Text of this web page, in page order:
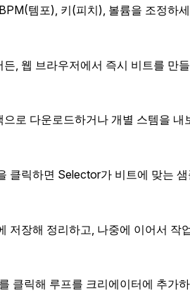
템포), 키(피치), 볼륨을 조정하
, 웹 브라우저에서 즉시 비트를 만
으로 다운로드하거나 개별 스템을
클릭하면 Selector가 비트에 맞는
저장해 정리하고, 나중에 이어서 작
를 클릭해 루프를 크리에이터에 추가